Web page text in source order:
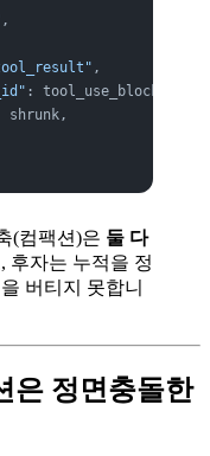
,
,
: tool_use_block.id,
shrunk,
(컴팩션)은 둘 다
후자는 누적을 정
버티지 못합니
은 정면충돌한